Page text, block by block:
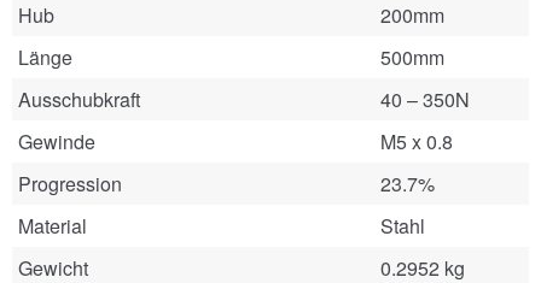
Hub
200mm
Länge
500mm
Ausschubkraft
40 – 350N
Gewinde
M5 x 0.8
Progression
23.7%
Material
Stahl
Gewicht
0.2952 kg